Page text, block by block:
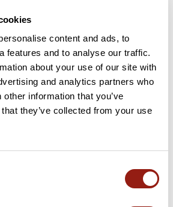
content and ads, to
features and to analyse our traffic.
about your use of our site with
and analytics partners who
information that you’ve
they’ve collected from your use